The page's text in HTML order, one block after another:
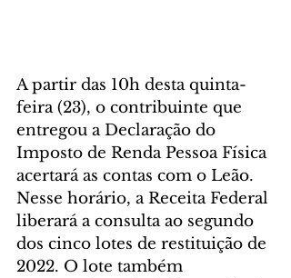
A partir das 10h desta quinta-
feira (23), o contribuinte que
entregou a Declaração do
Imposto de Renda Pessoa Física
acertará as contas com o Leão.
Nesse horário, a Receita Federal
liberará a consulta ao segundo
dos cinco lotes de restituição de
2022. O lote também